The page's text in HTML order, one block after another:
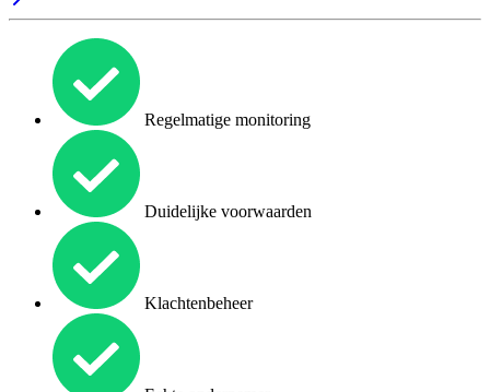
Regelmatige monitoring
Duidelijke voorwaarden
Klachtenbeheer